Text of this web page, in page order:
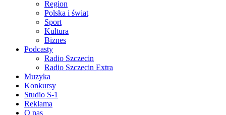
Region
Polska i świat
Sport
Kultura
Biznes
Podcasty
Radio Szczecin
Radio Szczecin Extra
Muzyka
Konkursy
Studio S-1
Reklama
O nas